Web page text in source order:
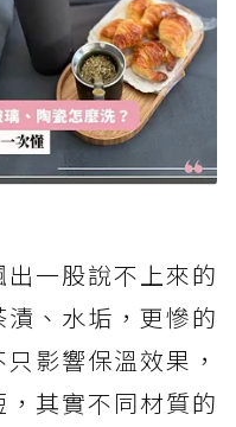
一股說不上來的
、水垢，更慘的
影響保溫效果，
其實不同材質的